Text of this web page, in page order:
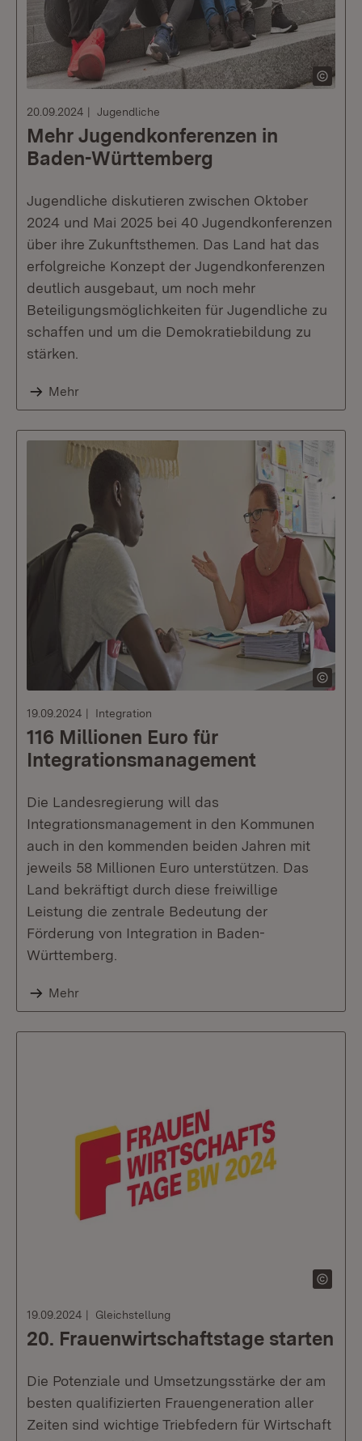
20.09.2024 Jugendliche
Mehr Jugendkonferenzen in
Baden-Württemberg
Jugendliche diskutieren zwischen Oktober
2024 und Mai 2025 bei 40 Jugendkonferenzen
über ihre Zukunftsthemen. Das Land hat das
erfolgreiche Konzept der Jugendkonferenzen
deutlich ausgebaut, um noch mehr
Beteiligungsmöglichkeiten für Jugendliche zu
schaffen und um die Demokratiebildung zu
stärken.
Mehr
19.09.2024 Integration
116 Millionen Euro für
Integrationsmanagement
Die Landesregierung will das
Integrationsmanagement in den Kommunen
auch in den kommenden beiden Jahren mit
jeweils 58 Millionen Euro unterstützen. Das
Land bekräftigt durch diese freiwillige
Leistung die zentrale Bedeutung der
Förderung von Integration in Baden-
Württemberg.
Mehr
19.09.2024 Gleichstellung
20. Frauenwirtschaftstage starten
Die Potenziale und Umsetzungsstärke der am
besten qualifizierten Frauengeneration aller
Zeiten sind wichtige Triebfedern für Wirtschaft